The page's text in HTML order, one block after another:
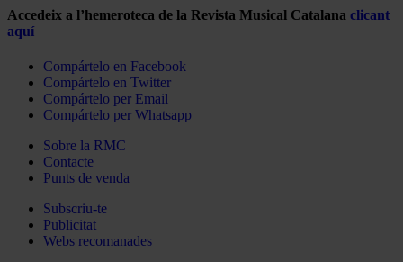
Accedeix a l’hemeroteca de la Revista Musical Catalana clicant
aquí
Compártelo en Facebook
Compártelo en Twitter
Compártelo per Email
Compártelo per Whatsapp
Sobre la RMC
Contacte
Punts de venda
Subscriu-te
Publicitat
Webs recomanades